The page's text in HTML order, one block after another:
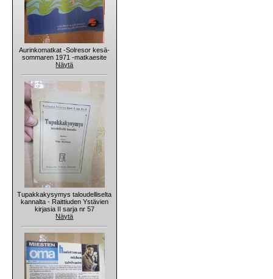
Aurinkomatkat -Solresor kesä-
sommaren 1971 -matkaesite
Näytä
Tupakkakysymys taloudelliselta
kannalta - Raittiuden Ystävien
kirjasia II sarja nr 57
Näytä